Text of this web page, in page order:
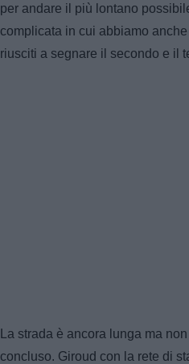
per andare il più lontano
complicata in cui abbiamo
riusciti a segnare il secondo e il
La strada è ancora lunga ma
concluso. Giroud con la rete di